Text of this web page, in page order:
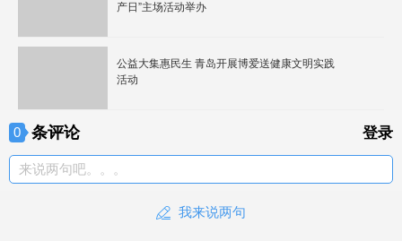
产日”主场活动举办
公益大集惠民生 青岛开展博爱送健康文明实践
活动
0 条评论 登录
来说两句吧。。。
我来说两句